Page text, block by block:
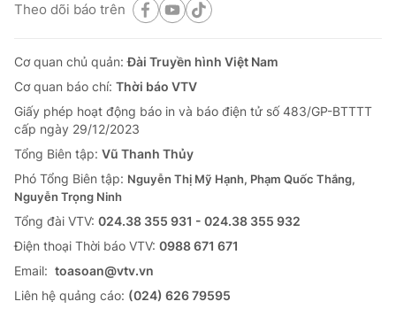
Theo dõi báo trên
Cơ quan chủ quản:Đài Truyền hình Việt Nam
Cơ quan báo chí: Thời báo VTV
Giấy phép hoạt động báo in và báo điện tử số 483/GP-BTTTT
cấp ngày 29/12/2023
Tổng Biên tập: Vũ Thanh Thủy
Phó Tổng Biên tập: Nguyễn Thị Mỹ Hạnh, Phạm Quốc Thắng,
Nguyễn Trọng Ninh
Tổng đài VTV: 024.38 355 931 - 024.38 355 932
Ðiện thoại Thời báo VTV: 0988 671 671
Email: toasoan@vtv.vn
Liên hệ quảng cáo: (024) 626 79595